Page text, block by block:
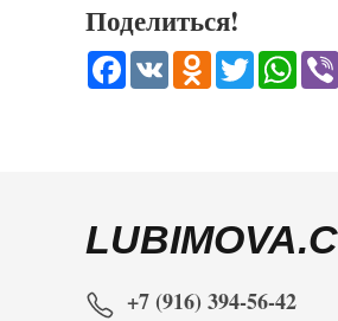
Поделиться!
Facebook
VK Odnoklassniki
Twitter
+7 (916) 394-56-42